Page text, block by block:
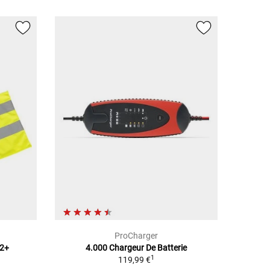
ProCharger
4.000 Chargeur De Batterie
119,99 €1